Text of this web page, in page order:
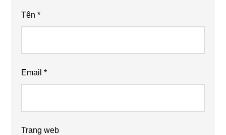
Tên*
Email*
Trang web